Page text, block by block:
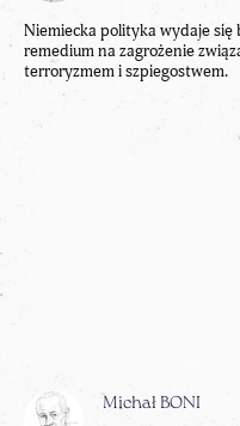
Niemiecka polityka wydaje się
remedium na zagrożenie
terroryzmem i szpiegostwem.
Michał BONI